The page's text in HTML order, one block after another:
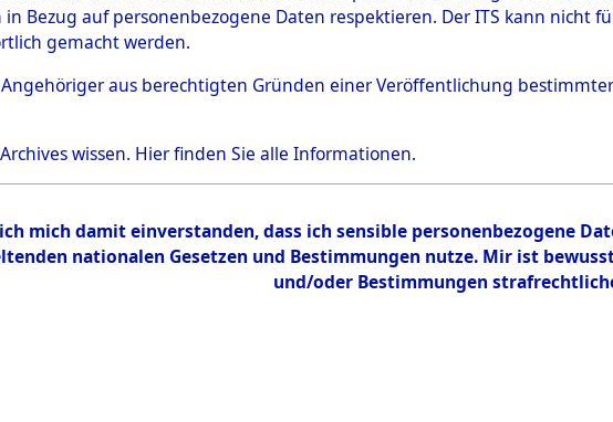
Person UNBEKANNT
Bezug auf personenbezogene Daten respektieren. Der ITS kann nicht
gemacht werden.
Angehöriger aus berechtigten Gründen einer Veröffentlichung
wissen. Hierfinden Sie alle Informationen.
mich damit einverstanden, dass ich sensible personenbezogene
nationalen Gesetzen und Bestimmungen nutze. Mir ist
und/oder Bestimmungen